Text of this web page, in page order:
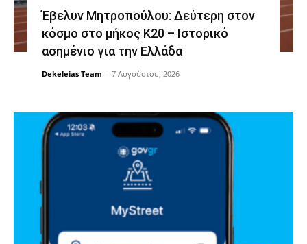
Έβελυν Μητροπούλου: Δεύτερη στον
κόσμο στο μήκος Κ20 – Ιστορικό
ασημένιο για την Ελλάδα
Dekeleias Team - 7 Αυγούστου, 2026